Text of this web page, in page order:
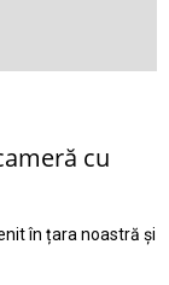
cu
în țara noastră și